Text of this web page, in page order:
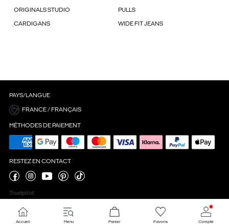
ORIGINALS STUDIO PULLS
CARDIGANS WIDE FIT JEANS
PAYS/LANGUE
FRANCE / FRANÇAIS
MÉTHODES DE PAIEMENT
RESTEZ EN CONTACT
Trustpilot
Accueil Menu Panier Favoris Compte